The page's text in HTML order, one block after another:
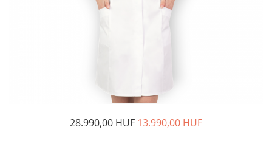
Női nyitott papucs - DOSS
Ferfi csukott papucsok - Medi+
28.990,00 HUF 13.990,00 HUF